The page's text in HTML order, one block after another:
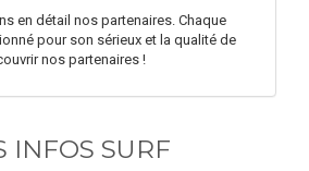
en détail nos partenaires. Chaque
pour son sérieux et la qualité de
nos partenaires !
INFOS SURF